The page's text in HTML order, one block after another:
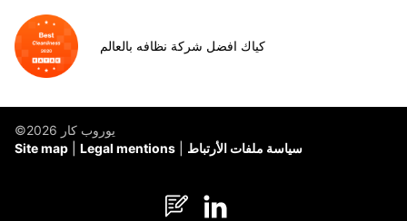
كياك افضل شركة نظافه بالعالم
©يوروب كار 2026
Site map
Legal mentions سياسة ملفات الأرتباط